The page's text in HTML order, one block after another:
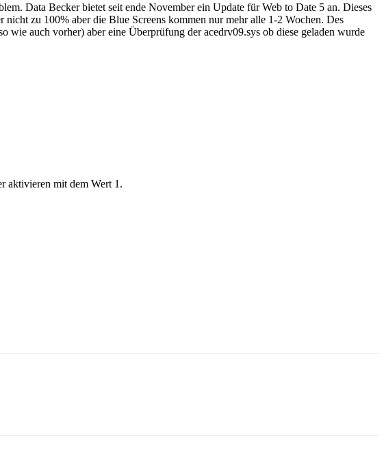
Data Becker bietet seit ende November ein Update für Web to Date 5 an. Dieses
zu 100% aber die Blue Screens kommen nur mehr alle 1-2 Wochen. Des
wie auch vorher) aber eine Überprüfung der acedrv09.sys ob diese geladen wurde
aktivieren mit dem Wert 1.